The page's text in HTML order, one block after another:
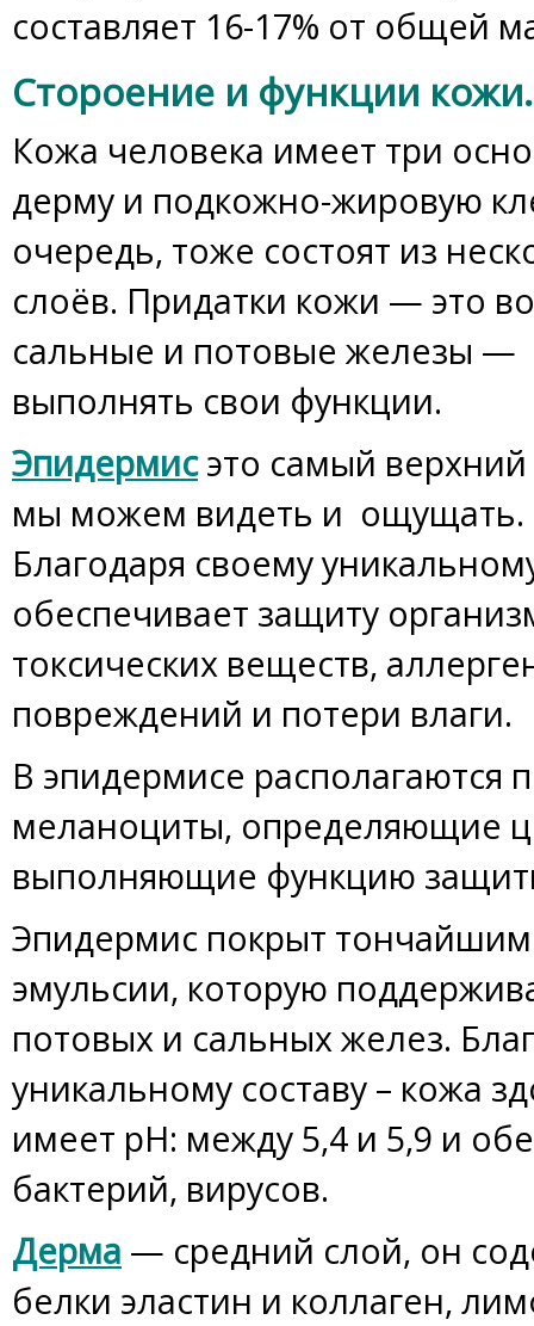
составляет 16-17% от общей
Стороение и функции кожи.
Кожа человека имеет три
дерму и подкожно-жировую
очередь, тоже состоят из
слоёв. Придатки кожи — это
сальные и потовые железы —
выполнять свои функции.
Эпидермисэто самый
мы можем видеть и ощущать.
Благодаря своему
обеспечивает защиту
токсических веществ,
повреждений и потери влаги.
В эпидермисе располагаются
меланоциты, определяющие
выполняющие функцию
Эпидермис покрыт
эмульсии, которую
потовых и сальных желез.
уникальному составу – кожа
имеет pH: между 5,4 и 5,9 и
бактерий, вирусов.
Дерма — средний слой, он
белки эластин и коллаген,